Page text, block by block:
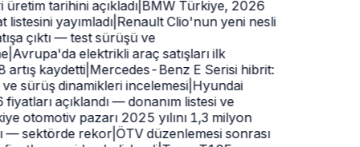
tarihini açıkladı|BMW Türkiye, 2026
yayımladı|Renault Clio'nun yeni nesli
çıktı — test sürüşü ve
|Avrupa'da elektrikli araç satışları ilk
kaydetti|Mercedes-Benz E Serisi hibrit:
sürüş dinamikleri incelemesi|Hyundai
açıklandı — donanım listesi ve
otomotiv pazarı 2025 yılını 1,3 milyon
— sektörde rekor|ÖTV düzenlemesi sonrası